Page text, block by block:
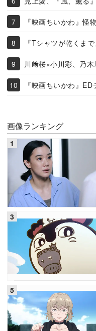
『映画ちいかわ』
『Tシャツが乾くま
川﨑桜×小川彩、乃
『映画ちいかわ』
画像ランキング